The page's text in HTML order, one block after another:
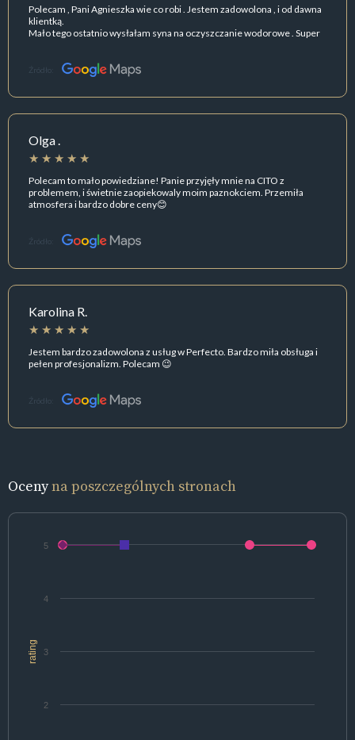
Polecam , Pani Agnieszka wie co robi . Jestem zadowolona , i od dawna
klientką.
Mało tego ostatnio wysłałam syna na oczyszczanie wodorowe . Super
Źródło:
Olga .
Polecam to mało powiedziane! Panie przyjęły mnie na CITO z
problemem, i świetnie zaopiekowaly moim paznokciem. Przemiła
atmosfera i bardzo dobre ceny😊
Źródło:
Karolina R.
Jestem bardzo zadowolona z usług w Perfecto. Bardzo miła obsługa i
pełen profesjonalizm. Polecam 😉
Źródło:
Ocenyna poszczególnych stronach
rating
2
3
4
5